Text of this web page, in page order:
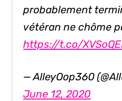
probablement
vétéran ne chôme
https://t.co/
— AlleyOop360
June 12, 2020